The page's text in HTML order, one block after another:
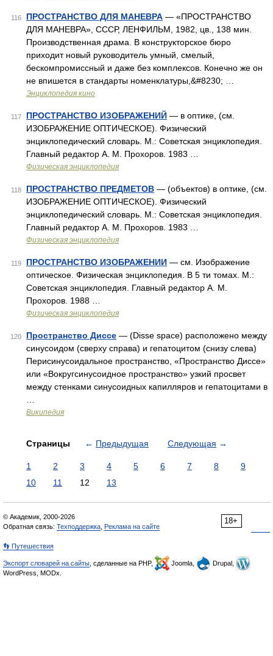
116 ПРОСТРАНСТВО ДЛЯ МАНЕВРА — «ПРОСТРАНСТВО
ДЛЯ МАНЕВРА», СССР, ЛЕНФИЛЬМ, 1982, цв., 138 мин.
Производственная драма. В конструкторское бюро
приходит новый руководитель умный, смелый,
бескомпромиссный и даже без комплексов. Конечно же он
не впишется в стандарты номенклатуры,&#8230; …
Энциклопедия кино
117 ПРОСТРАНСТВО ИЗОБРАЖЕНИЙ — в оптике, (см.
ИЗОБРАЖЕНИЕ ОПТИЧЕСКОЕ). Физический
энциклопедический словарь. М.: Советская энциклопедия.
Главный редактор А. М. Прохоров. 1983 …
Физическая энциклопедия
118 ПРОСТРАНСТВО ПРЕДМЕТОВ — (объектов) в оптике, (см.
ИЗОБРАЖЕНИЕ ОПТИЧЕСКОЕ). Физический
энциклопедический словарь. М.: Советская энциклопедия.
Главный редактор А. М. Прохоров. 1983 …
Физическая энциклопедия
119 ПРОСТРАНСТВО ИЗОБРАЖЕНИИ — см. Изображение
оптическое. Физическая энциклопедия. В 5 ти томах. М.:
Советская энциклопедия. Главный редактор А. М.
Прохоров. 1988 …
Физическая энциклопедия
120 Пространство Диссе — (Disse space) расположено между
синусоидом (сверху справа) и гепатоцитом (снизу слева)
Перисинусоидальное пространство, «Пространство Диссе»
или «Вокругсинусоидное пространство» узкий просвет
между стенками синусоидных капилляров и гепатоцитами в
Википедия
Страницы ← Предыдущая Следующая →
1 2 3 4 5 6 7 8
9
10
11 12 13
18+
© Академик, 2000-2026
Обратная связь: Техподдержка Реклама на сайте
👣 Путешествия
Экспорт словарей на сайты , сделанные на PHP, Joomla,
Drupal,
WordPress, MODx.